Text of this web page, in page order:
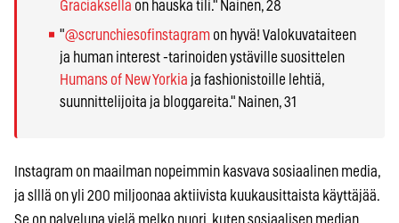
Graciaksella on hauska tili." Nainen, 28
"@scrunchiesofinstagram on hyvä! Valokuvataiteen
ja human interest -tarinoiden ystäville suosittelen
Humans of New Yorkia ja fashionistoille lehtiä,
suunnittelijoita ja bloggareita." Nainen, 31
Instagram on maailman nopeimmin kasvava sosiaalinen media,
ja slllä on yli 200 miljoonaa aktiivista kuukausittaista käyttäjää.
Se on palveluna vielä melko nuori, kuten sosiaalisen median